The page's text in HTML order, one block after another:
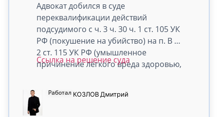
Адвокат добился в суде
переквалификации действий
подсудимого с ч. 3 ч. 30 ч. 1 ст. 105 УК
РФ (покушение на убийство) на п. В ч.
2 ст. 115 УК РФ (умышленное
причинение лёгкого вреда здоровью,
или предметов, используемых в
качестве оружия) и последующего
прекращения уголовного дела, в
Ссылка на решение суда
Работал КОЗЛОВДмитрий